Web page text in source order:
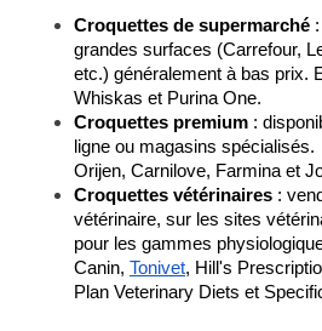
Croquettes de supermarché
grandes surfaces (Carrefour,
etc.) généralement à bas prix.
Whiskas et Purina One.
Croquettes premium :
ligne ou magasins spécialisés.
Orijen, Carnilove, Farmina et
Croquettes vétérinaires :
vétérinaire, sur les sites
pour les gammes
Canin, Tonivet, Hill's
Plan Veterinary Diets et